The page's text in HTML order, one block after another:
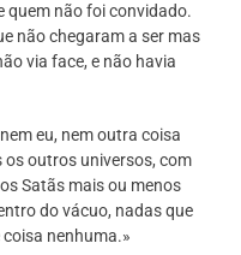
quem não foi convidado.
não chegaram a ser mas
via face, e não havia
eu, nem outra coisa
os outros universos, com
Satãs mais ou menos
do vácuo, nadas que
nenhuma.»